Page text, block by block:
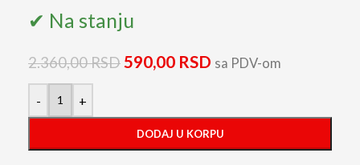
✔ Na stanju
2.360,00RSD590,00 RSD sa PDV-om
- +
DODAJ U KORPU